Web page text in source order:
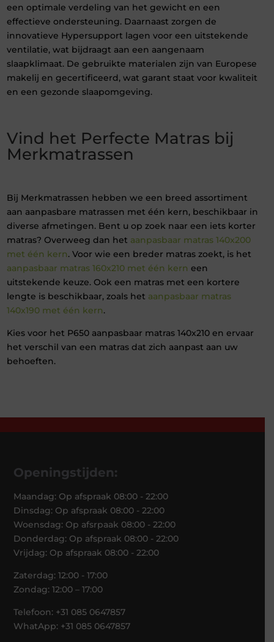
een optimale verdeling van het gewicht en een
effectieve ondersteuning. Daarnaast zorgen de
innovatieve Hypersupport lagen voor een uitstekende
ventilatie, wat bijdraagt aan een aangenaam
slaapklimaat. De gebruikte materialen zijn van Europese
makelij en gecertificeerd, wat garant staat voor kwaliteit
en een gezonde slaapomgeving.
Vind het Perfecte Matras bij
Merkmatrassen
Bij Merkmatrassen hebben we een breed assortiment
aan aanpasbare matrassen met één kern, beschikbaar in
diverse afmetingen. Bent u op zoek naar een iets korter
matras? Overweeg dan het aanpasbaar matras 140x200
met één kern. Voor wie een breder matras zoekt, is het
aanpasbaar matras 160x210 met één kern een
uitstekende keuze. Ook een matras met een kortere
lengte is beschikbaar, zoals het aanpasbaar matras
140x190 met één kern.
Kies voor het P650 aanpasbaar matras 140x210 en ervaar
het verschil van een matras dat zich aanpast aan uw
behoeften.
Openingstijden:
Maandag: Op afspraak 08:00 - 22:00
Dinsdag: Op afspraak 08:00 - 22:00
Woensdag: Op afsrpaak 08:00 - 22:00
Donderdag: Op afspraak 08:00 - 22:00
Vrijdag: Op afspraak 08:00 - 22:00
Zaterdag: 12:00 - 17:00
Zondag: 12:00 – 17:00
Telefoon: +31 085 0647857
WhatApp: +31 085 0647857